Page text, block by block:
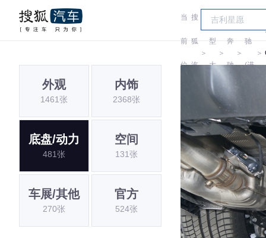
当
前
位
搜
狐
汽
＞
车
型
大
全
＞
奔
驰
＞
驰
(进
＞
外观
1461张
内饰
2368张
底盘/动力
481张
空间
131张
车展/其他
270张
官方
524张